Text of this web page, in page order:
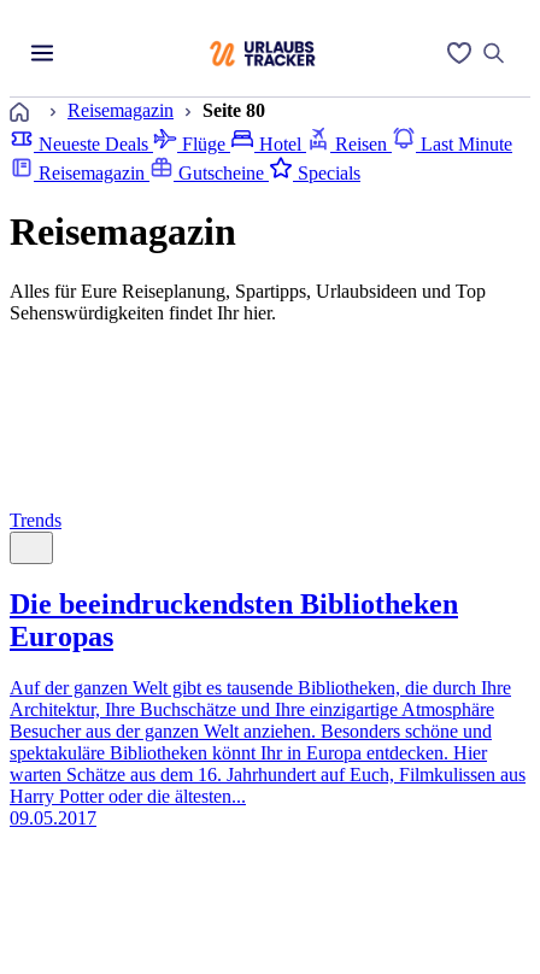
Startseite
Reisemagazin
Seite 80
Neueste Deals
Flüge Hotel Reisen
Last Minute
Reisemagazin
Gutscheine Specials
Reisemagazin
Alles für Eure Reiseplanung, Spartipps, Urlaubsideen und Top
Sehenswürdigkeiten findet Ihr hier.
Trends
Die beeindruckendsten Bibliotheken
Europas
Auf der ganzen Welt gibt es tausende Bibliotheken, die durch Ihre
Architektur, Ihre Buchschätze und Ihre einzigartige Atmosphäre
Besucher aus der ganzen Welt anziehen. Besonders schöne und
spektakuläre Bibliotheken könnt Ihr in Europa entdecken. Hier
warten Schätze aus dem 16. Jahrhundert auf Euch, Filmkulissen aus
Harry Potter oder die ältesten...
09.05.2017